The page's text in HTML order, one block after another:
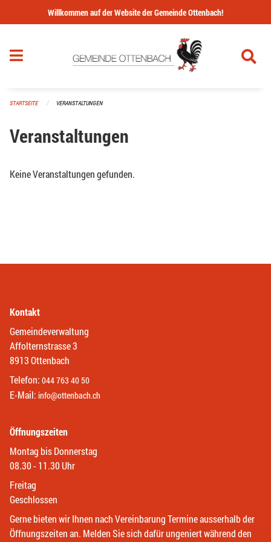
Navigation überspringen
Willkommen auf der Website der Gemeinde Ottenbach!
STARTSEITE VERANSTALTUNGEN
Veranstaltungen
Keine Veranstaltungen gefunden.
Kontakt
Gemeindeverwaltung
Affolternstrasse 3
8913 Ottenbach
Telefon: 044 763 40 50
E-Mail: info@ottenbach.ch
Öffnungszeiten
Montag bis Donnerstag
08.30 - 11.30 Uhr
Freitag
Geschlossen
Gerne bieten wir Ihnen nach Vereinbarung Termine ausserhalb der
Öffnungszeiten an. Melden Sie sich dafür ungeniert während den